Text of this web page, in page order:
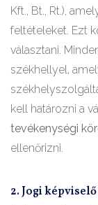
Kft., Bt., Rt.),
feltételeket. Ezt
választani.
székhellyel,
kell határozni a
tevékenységi
ellenőrizni.
2. Jogi